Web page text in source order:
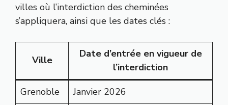
villes où l’interdiction des cheminées
s’appliquera, ainsi que les dates clés :
Ville
Date d’entrée en vigueur de
l’interdiction
Grenoble
Janvier 2026